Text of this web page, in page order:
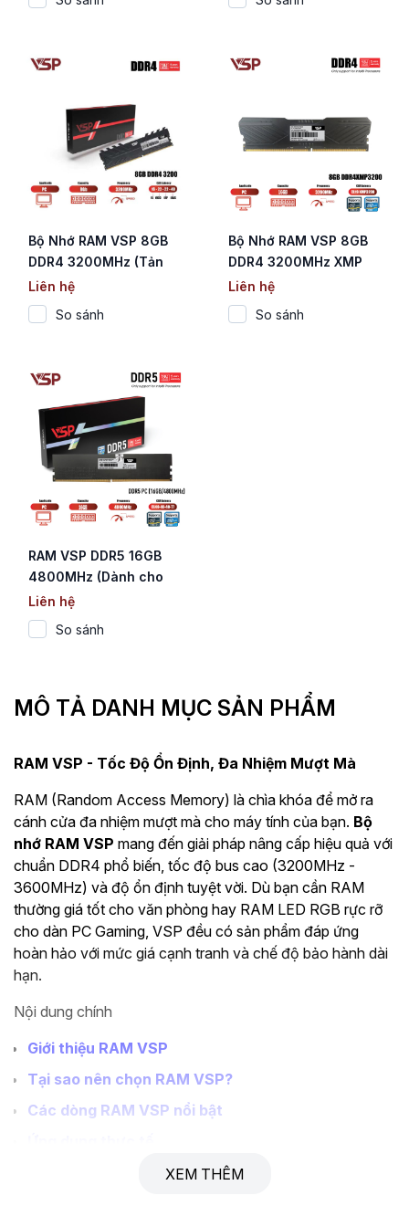
Bộ Nhớ RAM VSP 8GB
DDR4 3200MHz (Tản
Nhiệt Đen / CL16 / 1.2V)
Liên hệ
So sánh
Bộ Nhớ RAM VSP 8GB
DDR4 3200MHz XMP
Tản Nhiệt Đen (Chỉ Hỗ
Trợ CPU Intel)
Liên hệ
So sánh
RAM VSP DDR5 16GB
4800MHz (Dành cho
PC / Chỉ hỗ trợ CPU
Intel)
Liên hệ
So sánh
MÔ TẢ DANH MỤC SẢN PHẨM
RAM VSP - Tốc Độ Ổn Định, Đa Nhiệm Mượt Mà
RAM (Random Access Memory) là chìa khóa để mở ra
cánh cửa đa nhiệm mượt mà cho máy tính của bạn. Bộ
nhớ RAM VSP mang đến giải pháp nâng cấp hiệu quả với
chuẩn DDR4 phổ biến, tốc độ bus cao (3200MHz -
3600MHz) và độ ổn định tuyệt vời. Dù bạn cần RAM
thường giá tốt cho văn phòng hay RAM LED RGB rực rỡ
cho dàn PC Gaming, VSP đều có sản phẩm đáp ứng
hoàn hảo với mức giá cạnh tranh và chế độ bảo hành dài
hạn.
Nội dung chính
Giới thiệu RAM VSP
Tại sao nên chọn RAM VSP?
Các dòng RAM VSP nổi bật
Hướng dẫn chọn muaXEM THÊM